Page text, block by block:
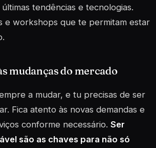
tendências e tecnologias.
e workshops que te permitam estar
mudanças do mercado
a mudar, e tu precisas de ser
Fica atento às novas demandas e
conforme necessário. Ser
são as chaves para não só